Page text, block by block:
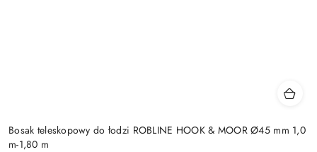
Bosak teleskopowy do łodzi ROBLINE HOOK & MOOR Ø45 mm 1,0
m-1,80 m